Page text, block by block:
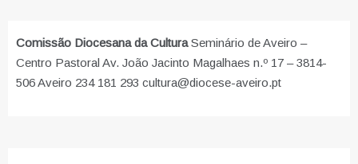
Comissão Diocesana da CulturaSeminário de Aveiro –
Centro Pastoral Av. João Jacinto Magalhaes n.º 17 – 3814-
506 Aveiro 234 181 293 cultura@diocese-aveiro.pt